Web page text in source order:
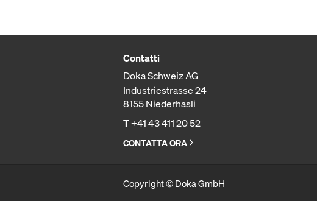
Contatti
Doka Schweiz AG
Industriestrasse 24
8155 Niederhasli
T+41 43 411 20 52
CONTATTA ORA
Copyright © Doka GmbH